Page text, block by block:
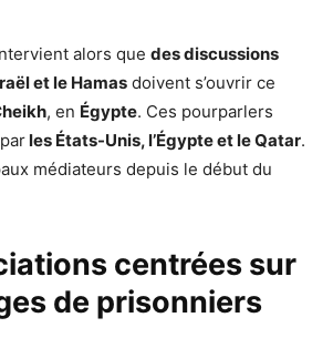
alors que des discussions
et le Hamas doivent s’ouvrir ce
, en Égypte. Ces pourparlers
les États-Unis, l’Égypte et le Qatar.
médiateurs depuis le début du
centrées sur
de prisonniers